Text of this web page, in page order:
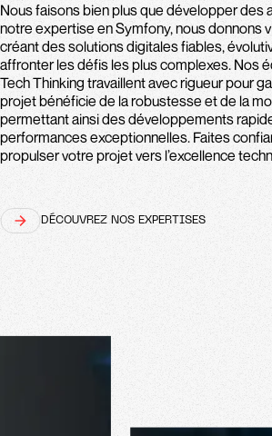
Nous faisons bien plus que développer des
notre expertise en Symfony, nous donnons
créant des solutions digitales fiables,
affronter les défis les plus complexes. Nos
Tech Thinking travaillent avec rigueur pour
projet bénéficie de la robustesse et de la
permettant ainsi des développements
performances exceptionnelles. Faites
propulser votre projet vers l’excellence
DÉCOUVREZ NOS EXPERTISES